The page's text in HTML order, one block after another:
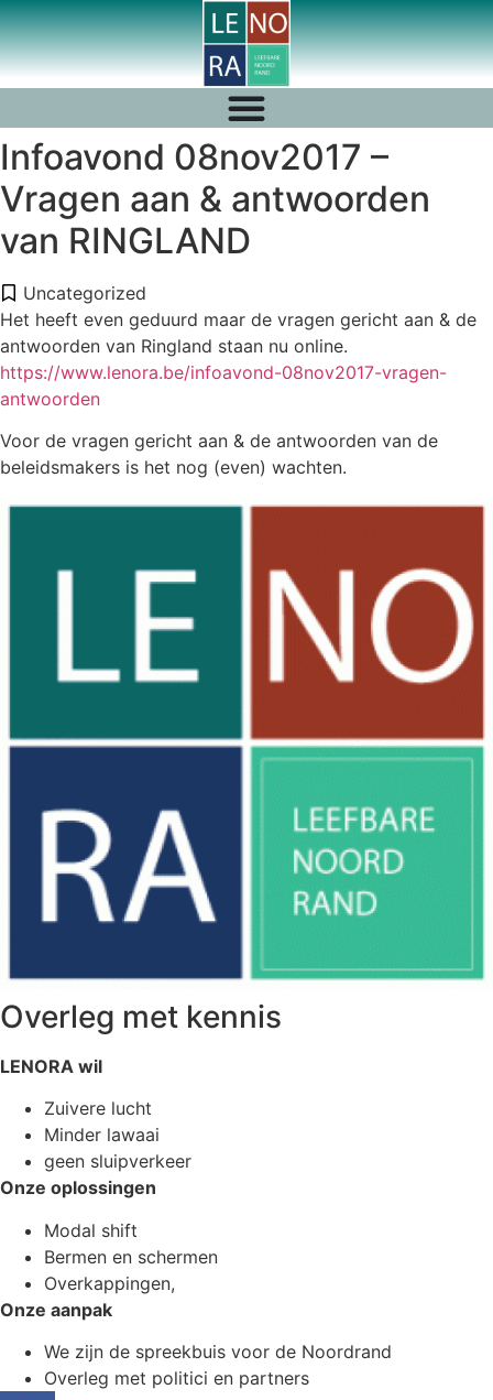
Infoavond 08nov2017 –
Vragen aan & antwoorden
van RINGLAND
Uncategorized
Het heeft even geduurd maar de vragen gericht aan & de
antwoorden van Ringland staan nu online.
https://www.lenora.be/infoavond-08nov2017-vragen-
antwoorden
Voor de vragen gericht aan & de antwoorden van de
beleidsmakers is het nog (even) wachten.
Overleg met kennis
LENORA wil
Zuivere lucht
Minder lawaai
geen sluipverkeer
Onze oplossingen
Modal shift
Bermen en schermen
Overkappingen,
Onze aanpak
We zijn de spreekbuis voor de Noordrand
Overleg met politici en partners